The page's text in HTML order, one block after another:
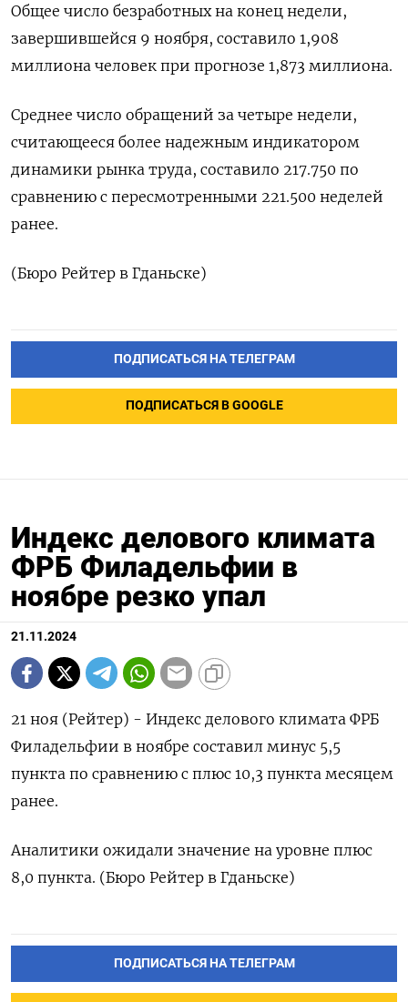
Общее число безработных на конец недели,
завершившейся 9 ноября, составило 1,908
миллиона человек при прогнозе 1,873 миллиона.
Среднее число обращений за четыре недели,
считающееся более надежным индикатором
динамики рынка труда, составило 217.750 по
сравнению c пересмотренными 221.500 неделей
ранее.
(Бюро Рейтер в Гданьске)
ПОДПИСАТЬСЯ НА ТЕЛЕГРАМ
ПОДПИСАТЬСЯ В GOOGLE
Индекс делового климата
ФРБ Филадельфии в
ноябре резко упал
21.11.2024
21 ноя (Рейтер) - Индекс делового климата ФРБ
Филадельфии в ноябре составил минус 5,5
пункта по сравнению с плюс 10,3 пункта месяцем
ранее.
Аналитики ожидали значение на уровне плюс
8,0 пункта. (Бюро Рейтер в Гданьске)
ПОДПИСАТЬСЯ НА ТЕЛЕГРАМ